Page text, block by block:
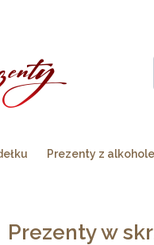
Prezenty z
Prezenty w